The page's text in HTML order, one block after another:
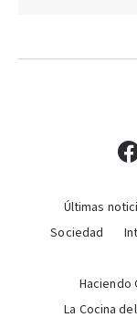
Últimas
Sociedad
Haciendo
La Cocina